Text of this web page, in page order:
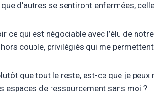
d’autres se sentiront enfermées,
qui est négociable avec l’élu de
couple, privilégiés qui me
que tout le reste, est-ce que je
espaces de ressourcement sans moi ?